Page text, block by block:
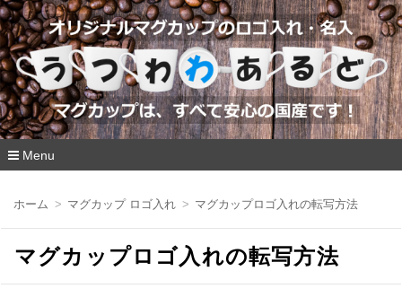
Menu
ン
ホーム マグカップ ロゴ入れ マグカップロゴ入れの転写方法
マグカップロゴ入れの転写方法